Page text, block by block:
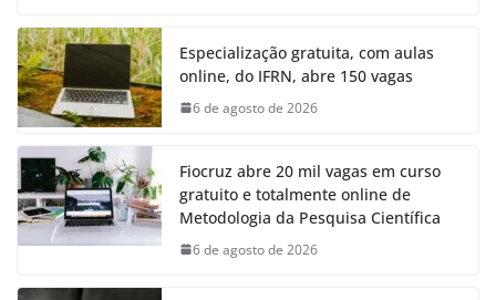
Especialização gratuita, com aulas
online, do IFRN, abre 150 vagas
6 de agosto de 2026
Fiocruz abre 20 mil vagas em curso
gratuito e totalmente online de
Metodologia da Pesquisa Científica
6 de agosto de 2026